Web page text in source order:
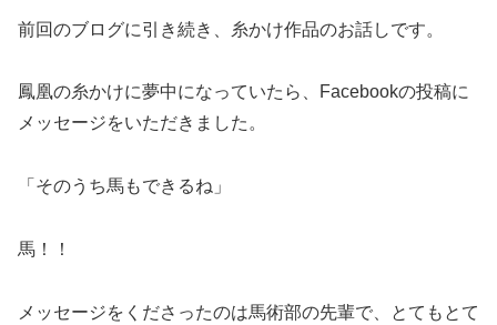
前回のブログに引き続き、糸かけ作品のお話しです。
鳳凰の糸かけに夢中になっていたら、Facebookの投稿に
メッセージをいただきました。
「そのうち馬もできるね」
馬！！
メッセージをくださったのは馬術部の先輩で、とてもとて